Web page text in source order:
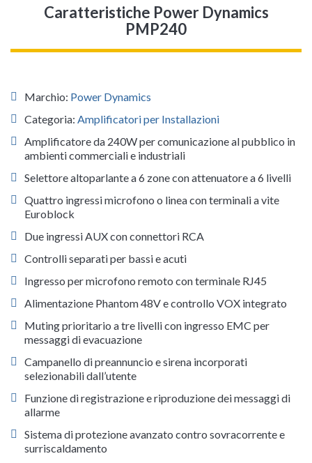
Caratteristiche Power Dynamics
PMP240
Marchio: Power Dynamics
Categoria: Amplificatori per Installazioni
Amplificatore da 240W per comunicazione al pubblico in
ambienti commerciali e industriali
Selettore altoparlante a 6 zone con attenuatore a 6 livelli
Quattro ingressi microfono o linea con terminali a vite
Euroblock
Due ingressi AUX con connettori RCA
Controlli separati per bassi e acuti
Ingresso per microfono remoto con terminale RJ45
Alimentazione Phantom 48V e controllo VOX integrato
Muting prioritario a tre livelli con ingresso EMC per
messaggi di evacuazione
Campanello di preannuncio e sirena incorporati
selezionabili dall’utente
Funzione di registrazione e riproduzione dei messaggi di
allarme
Sistema di protezione avanzato contro sovracorrente e
surriscaldamento